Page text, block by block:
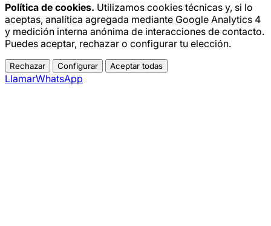
Política de cookies. Utilizamos cookies técnicas y, si lo
aceptas, analítica agregada mediante Google Analytics 4
y medición interna anónima de interacciones de contacto.
Puedes aceptar, rechazar o configurar tu elección.
Rechazar Configurar Aceptar todas
LlamarWhatsApp